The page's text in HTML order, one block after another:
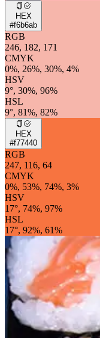
HEX
#f6b6ab
RGB
246, 182, 171
CMYK
0%, 26%, 30%, 4%
HSV
9°, 30%, 96%
HSL
9°, 81%, 82%
HEX
#f77440
RGB
247, 116, 64
CMYK
0%, 53%, 74%, 3%
HSV
17°, 74%, 97%
HSL
17°, 92%, 61%